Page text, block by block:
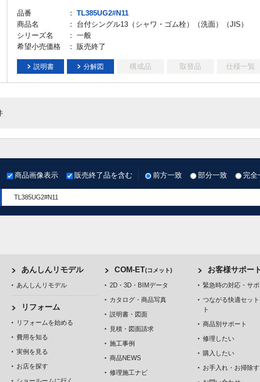
品番 ： TL385UG2#N11
商品名
： 台付シングル13（シャワ・ゴム栓）（洗面）（JIS）
シリーズ名
： 一般
希望小売価格
： 販売終了
説明書 分解図 構成品 取替品 仕様一覧
商品画像表示 販売終了品を含む 前方一致 部分一致 完全
あんしんリモデル
あんしんリモデル
リフォーム
リフォームを始める
費用を知る
実例を見る
お店を探す
COM-ET(コメット)
2D・3D・BIMデータ
カタログ・商品写真
説明書・図面
見積・図面請求
施工事例
商品NEWS
修理施工ナビ
お客様サポート
緊急時の対応・サポ
つながる快適セッ
ト
商品別サポート
修理したい
購入したい
お手入れ・お掃除